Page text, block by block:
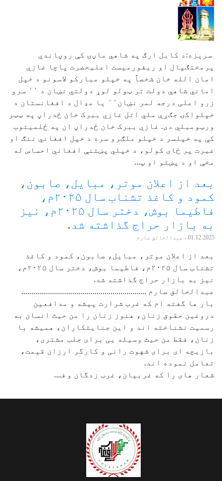
سرېزه:د کابل ارګ په شاهي ماڼۍ کې روڼاندي
پرمختګپال او ریفورمېست اعلیحضرت پاچا غازي
امان الله خان شخصاً په خپلو مبارکو لاسونو د خپل
اماني شاهي دولت تر ټولو لوړ دولتي نښان د ٬٬ سرو
زرو اعلی درجه لمر نښان٬٬ یا مډال د افغانستان د
خپلواکۍ جګړې ملي اتل غازي ببرک خان ځدراڼ په ټټر
ورټومبلي دی. غازي ببرک خان ځدراڼ ان په ځلمیتوب
کې په خپلسر د خپلو ملګرو سره د خپل افغاني ننګ او
غیرت پر ځای کولو، د خپلي پښتنې افغاني احساس له
مخې او د پښتو او پ...
بعد از اعلان موتر، مبایل، صابون،
کمود و کاغذ تشناب سال ۲۰۲۵م،
فاطیما بوش، دختر سال ۲۰۲۵م، نیز
به بازار حراج گذاشته شد.
01.12.2025 - عبدالخالق صارم
بعد از اعلان موتر، مبایل، صابون، کمود و کاغذ
تشناب سال ۲۰۲۵م، فاطیما بوش، دختر سال ۲۰۲۵م،
نیز به بازار حراج گذاشته شد.
عبدالخالق صارم ...............................................................
بار ها گفته ام که غرب شرارت پیشه و مدافعین
دروغین حقوق زنان، هنوز زنان را من حیث انسان به
رسمیت نشناخته اند و این جنایتکاران، همیشه با
زنان، فقط من حیث وسیله یی برای جلب مشتری،
بازیچه ای برای شهوت رانی و کارگر ارزان قیمت،
تعامل نموده اند.
شعار های را که غربیان، غرب زدگان و ف...